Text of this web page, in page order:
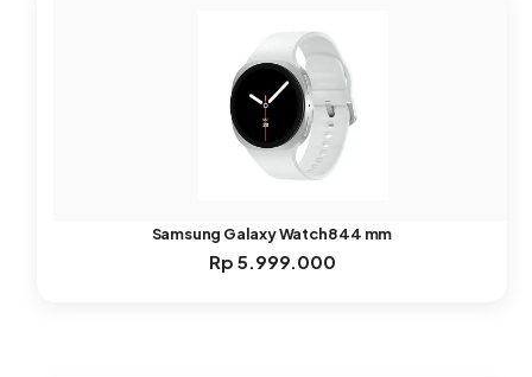
Samsung Galaxy Watch8 44 mm
Rp 5.999.000